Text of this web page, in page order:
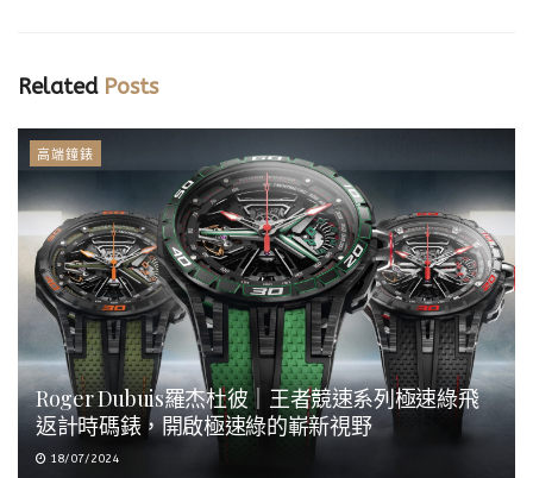
RelatedPosts
高端鐘錶
Roger Dubuis羅杰杜彼｜王者競速系列極速綠飛
返計時碼錶，開啟極速綠的嶄新視野
18/07/2024